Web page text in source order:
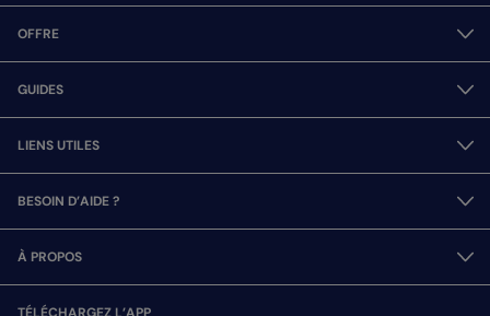
OFFRE
GUIDES
LIENS UTILES
BESOIN D’AIDE ?
À PROPOS